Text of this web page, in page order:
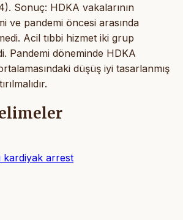
Sonuç: HDKA vakalarının
ve pandemi öncesi arasında
Acil tıbbi hizmet iki grup
Pandemi döneminde HDKA
düşüş iyi tasarlanmış
kardiyak arrest